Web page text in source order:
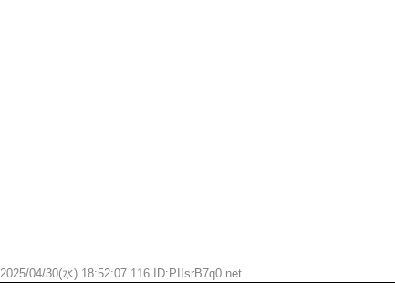
2025/04/30(水) 18:52:07.116 ID:PIIsrB7q0.net